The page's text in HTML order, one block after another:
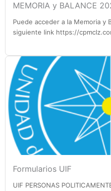
MEMORIA y BALANCE
Puede acceder a la Memoria y
siguiente link https://
Formularios UIF
UIF PERSONAS